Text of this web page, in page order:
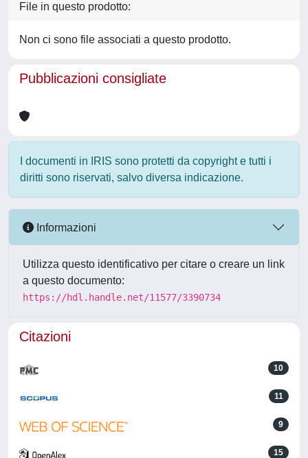
File in questo prodotto:
Non ci sono file associati a questo prodotto.
Pubblicazioni consigliate
I documenti in IRIS sono protetti da copyright e tutti i
diritti sono riservati, salvo diversa indicazione.
Informazioni
Utilizza questo identificativo per citare o creare un link
a questo documento:
https://hdl.handle.net/11577/3390734
Citazioni
10
11
9
15